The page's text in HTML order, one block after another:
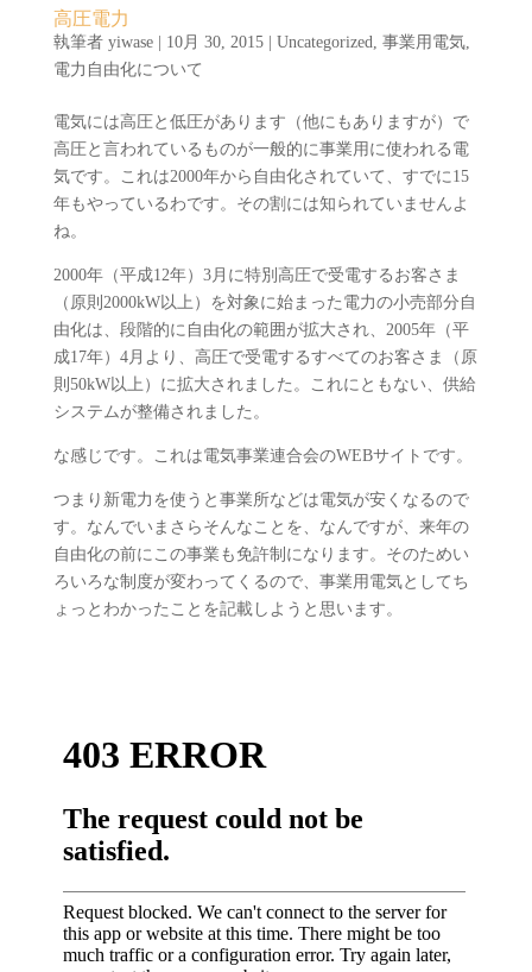
高圧電力
執筆者 yiwase| 10月 30, 2015| Uncategorized, 事業用電気,
電力自由化について
電気には高圧と低圧があります（他にもありますが）で
高圧と言われているものが一般的に事業用に使われる電
気です。これは2000年から自由化されていて、すでに15
年もやっているわです。その割には知られていませんよ
ね。
2000年（平成12年）3月に特別高圧で受電するお客さま
（原則2000kW以上）を対象に始まった電力の小売部分自
由化は、段階的に自由化の範囲が拡大され、2005年（平
成17年）4月より、高圧で受電するすべてのお客さま（原
則50kW以上）に拡大されました。これにともない、供給
システムが整備されました。
な感じです。これは電気事業連合会のWEBサイトです。
つまり新電力を使うと事業所などは電気が安くなるので
す。なんでいまさらそんなことを、なんですが、来年の
自由化の前にこの事業も免許制になります。そのためい
ろいろな制度が変わってくるので、事業用電気としてち
ょっとわかったことを記載しようと思います。